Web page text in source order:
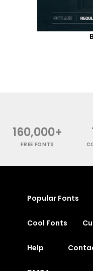
160,000+
FREE FONTS
Popular Fonts
Cool Fonts
Help